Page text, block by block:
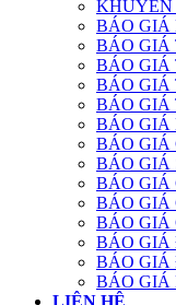
BÁO
BÁO GIÁ
BÁO GIÁ
BÁO GIÁ
BÁO GIÁ
BÁO GIÁ
BÁO GIÁ
BÁO GIÁ
BÁO GIÁ
BÁO GIÁ
BÁO GIÁ
BÁO GIÁ
BÁO GIÁ
BÁO GIÁ
LIÊN HỆ